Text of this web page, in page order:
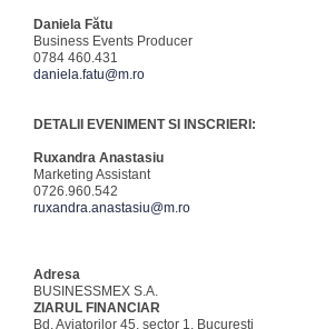
Daniela Fătu
Business Events Producer
0784 460.431
daniela.fatu@m.ro
DETALII EVENIMENT SI INSCRIERI:
Ruxandra Anastasiu
Marketing Assistant
0726.960.542
ruxandra.anastasiu@m.ro
Adresa
BUSINESSMEX S.A.
ZIARUL FINANCIAR
Bd. Aviatorilor 45, sector 1, Bucuresti